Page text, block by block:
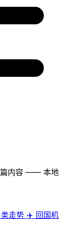
篇内容 —— 本地
走势 ✈️ 回国机